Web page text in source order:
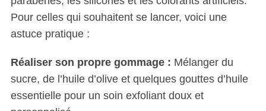
Pour celles qui souhaitent se lancer, voici une
astuce pratique :
Réaliser son propre gommage : Mélanger du
sucre, de l’huile d’olive et quelques gouttes d’huile
essentielle pour un soin exfoliant doux et